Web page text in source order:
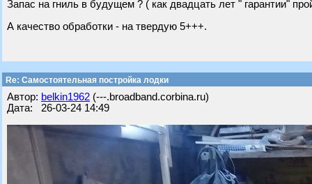
Запас на гниль в будущем ? ( как двадцать лет " гарантии"
А качество обработки - на твердую 5+++.
Re: Самостоятельная постройка лодки
Автор: belkin1962 (---.broadband.corbina.ru)
Дата: 26-03-24 14:49